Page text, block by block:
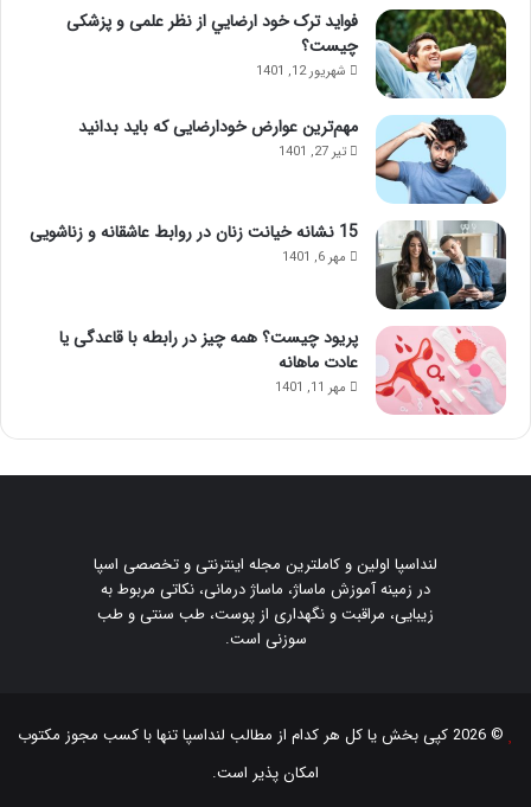
فواید ترک خود ارضايي از نظر علمی و پزشکی
چیست؟
شهریور 12, 1401
مهم‌ترین عوارض خودارضایی که باید بدانید
تیر 27, 1401
15 نشانه خیانت زنان در روابط عاشقانه و زناشویی
مهر 6, 1401
پریود چیست؟ همه چیز در رابطه با قاعدگی یا
عادت ماهانه
مهر 11, 1401
لنداسپا اولین و کاملترین مجله اینترنتی و تخصصی اسپا
در زمینه آموزش ماساژ، ماساژ درمانی، نکاتی مربوط به
زیبایی، مراقبت و نگهداری از پوست، طب سنتی و طب
سوزنی است.
© 2026 کپی بخش یا کل هر کدام از مطالب لنداسپاتنها با کسب مجوز مکتوب
امکان پذیر است.